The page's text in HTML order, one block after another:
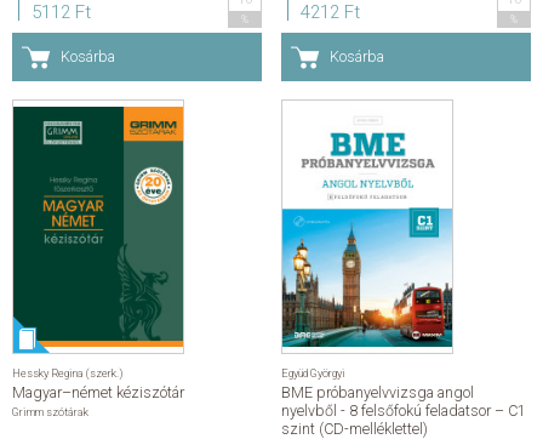
5112 Ft
Kosárba
4212 Ft
Kosárba
Hessky Regina (szerk.)
Magyar–német kéziszótár
Grimm szótárak
Együd Györgyi
BME próbanyelvvizsga angol
nyelvből - 8 felsőfokú feladatsor – C1
szint (CD-melléklettel)